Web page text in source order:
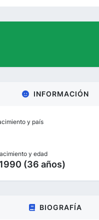
INFORMACIÓN
y país
y edad
(36 años)
BIOGRAFÍA